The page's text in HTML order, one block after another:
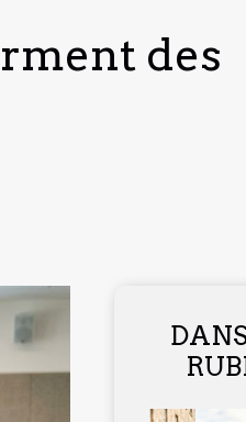
des